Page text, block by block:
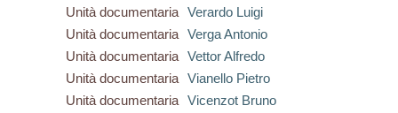
Unità documentaria
Verardo Luigi
Unità documentaria
Verga Antonio
Unità documentaria
Vettor Alfredo
Unità documentaria
Vianello Pietro
Unità documentaria
Vicenzot Bruno